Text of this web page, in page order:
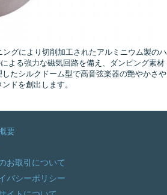
ングにより切削加工されたアルミニウム製のハ
よる強力な磁気回路を備え、ダンピング素材
たシルクドーム型で高音弦楽器の艶やかさや
ドを創出します。
要
お取引について
バシーポリシー